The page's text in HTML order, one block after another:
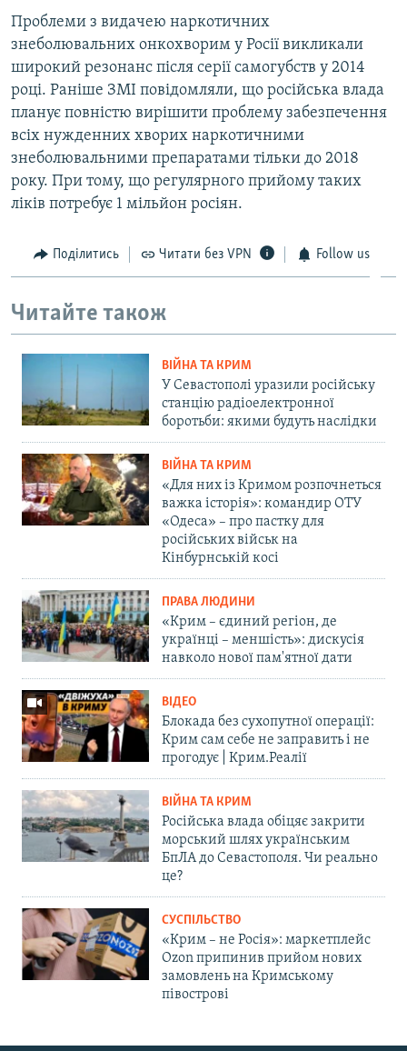
Проблеми з видачею наркотичних
знеболювальних онкохворим у Росії викликали
широкий резонанс після серії самогубств у 2014
році. Раніше ЗМІ повідомляли, що російська влада
планує повністю вирішити проблему забезпечення
всіх нужденних хворих наркотичними
знеболювальними препаратами тільки до 2018
року. При тому, що регулярного прийому таких
ліків потребує 1 мільйон росіян.
Поділитись Читати без VPN Follow us
Читайте також
ВІЙНА ТА КРИМ
У Севастополі уразили російську
станцію радіоелектронної
боротьби: якими будуть наслідки
ВІЙНА ТА КРИМ
«Для них із Кримом розпочнеться
важка історія»: командир ОТУ
«Одеса» – про пастку для
російських військ на
Кінбурнській косі
ПРАВА ЛЮДИНИ
«Крим – єдиний регіон, де
українці – меншість»: дискусія
навколо нової пам'ятної дати
ВІДЕО
Блокада без сухопутної операції:
Крим сам себе не заправить і не
прогодує | Крим.Реалії
ВІЙНА ТА КРИМ
Російська влада обіцяє закрити
морський шлях українським
БпЛА до Севастополя. Чи реально
це?
СУСПІЛЬСТВО
«Крим – не Росія»: маркетплейс
Ozon припинив прийом нових
замовлень на Кримському
півострові